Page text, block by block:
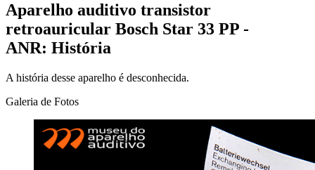
Aparelho auditivo transistor
retroauricular Bosch Star 33 PP -
ANR: História
A história desse aparelho é desconhecida.
Galeria de Fotos